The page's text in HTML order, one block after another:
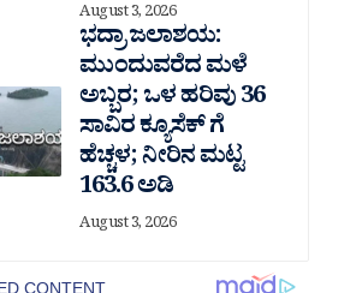
August 3, 2026
ಭದ್ರಾ ಜಲಾಶಯ:
ಮುಂದುವರೆದ ಮಳೆ
ಅಬ್ಬರ; ಒಳ ಹರಿವು 36
ಸಾವಿರ‌ ಕ್ಯೂಸೆಕ್ ಗೆ
ಹೆಚ್ಚಳ; ನೀರಿನ ಮಟ್ಟ
163.6 ಅಡಿ
August 3, 2026